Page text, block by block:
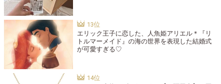
エリック王子に恋した、人魚姫アリエル＊『リ
トルマーメイド』の海の世界を表現した結婚式
が可愛すぎる♡